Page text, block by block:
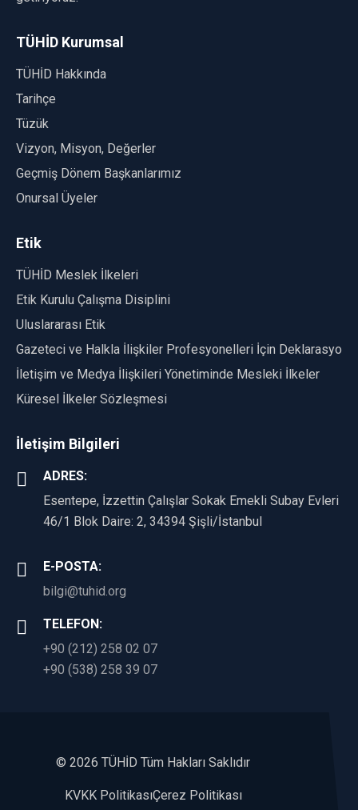
TÜHİD Kurumsal
TÜHİD Hakkında
Tarihçe
Tüzük
Vizyon, Misyon, Değerler
Geçmiş Dönem Başkanlarımız
Onursal Üyeler
Etik
TÜHİD Meslek İlkeleri
Etik Kurulu Çalışma Disiplini
Uluslararası Etik
Gazeteci ve Halkla İlişkiler Profesyonelleri İçin Deklarasyon
İletişim ve Medya İlişkileri Yönetiminde Mesleki İlkeler
Küresel İlkeler Sözleşmesi
İletişim Bilgileri
ADRES:
Esentepe, İzzettin Çalışlar Sokak Emekli Subay Evleri
46/1 Blok Daire: 2, 34394 Şişli/İstanbul
E-POSTA:
bilgi@tuhid.org
TELEFON:
+90 (212) 258 02 07
+90 (538) 258 39 07
© 2026 TÜHİD Tüm Hakları Saklıdır
KVKK PolitikasıÇerez Politikası